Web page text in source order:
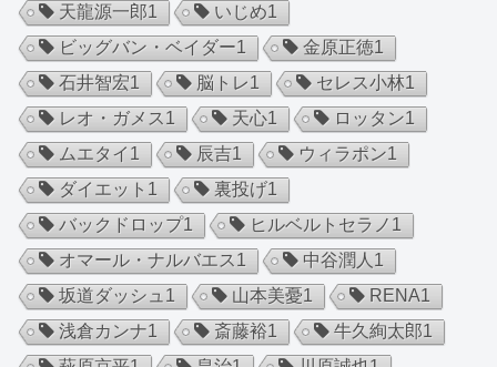
天龍源一郎1 いじめ1
ビッグバン・ベイダー1 金原正徳1
石井智宏1 脳トレ1 セレス小林1
レオ・ガメス1 天心1 ロッタン1
ムエタイ 1 辰吉1 ウィラポン1
ダイエット 1 裏投げ1
バックドロップ1 ヒルベルトセラノ 1
オマール・ナルバエス1 中谷潤人 1
坂道ダッシュ 1 山本美憂1 RENA1
浅倉カンナ1 斎藤裕1 牛久絢太郎1